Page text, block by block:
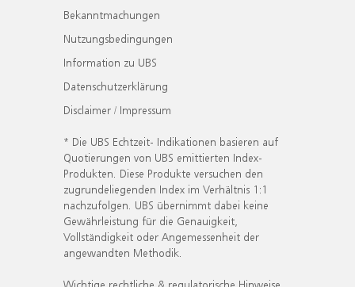
Bekanntmachungen
Nutzungsbedingungen
Information zu UBS
Datenschutzerklärung
Disclaimer / Impressum
* Die UBS Echtzeit- Indikationen basieren auf
Quotierungen von UBS emittierten Index-
Produkten. Diese Produkte versuchen den
zugrundeliegenden Index im Verhältnis 1:1
nachzufolgen. UBS übernimmt dabei keine
Gewährleistung für die Genauigkeit,
Vollständigkeit oder Angemessenheit der
angewandten Methodik.